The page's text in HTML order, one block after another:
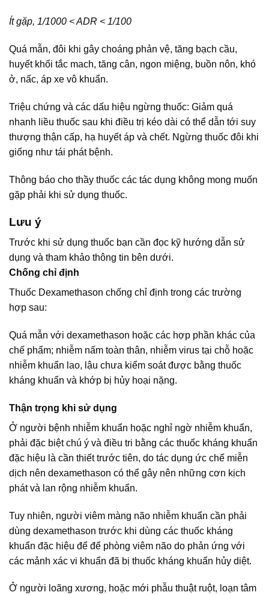
Ít gặp, 1/1000 < ADR < 1/100
Quá mẫn, đôi khi gây choáng phản vệ, tăng bạch cầu,
huyết khối tắc mach, tăng cân, ngon miệng, buồn nôn, khó
ở, nấc, áp xe vô khuẩn.
Triệu chứng và các dấu hiệu ngừng thuốc: Giảm quá
nhanh liều thuốc sau khi điều trị kéo dài có thể dẫn tới suy
thượng thận cấp, hạ huyết áp và chết. Ngừng thuốc đôi khi
giống như tái phát bệnh.
Thông báo cho thầy thuốc các tác dụng không mong muốn
gặp phải khi sử dụng thuốc.
Lưu ý
Trước khi sử dụng thuốc bạn cần đọc kỹ hướng dẫn sử
dụng và tham khảo thông tin bên dưới.
Chống chỉ định
Thuốc Dexamethason chống chỉ định trong các trường
hợp sau:
Quá mẫn với dexamethason hoặc các hợp phần khác của
chế phẩm; nhiễm nấm toàn thân, nhiễm virus tại chỗ hoặc
nhiễm khuẩn lao, lậu chưa kiểm soát được bằng thuốc
kháng khuẩn và khớp bị hủy hoại nặng.
Thận trọng khi sử dụng
Ở người bệnh nhiễm khuẩn hoặc nghỉ ngờ nhiễm khuẩn,
phải đặc biệt chú ý và điều tri bằng các thuốc kháng khuẩn
đặc hiệu là cần thiết trước tiên, do tác dụng ức chế miễn
dịch nên dexamethason có thể gây nên những cơn kịch
phát và lan rộng nhiễm khuẩn.
Tuy nhiên, người viêm màng não nhiễm khuẩn cần phải
dùng dexamethason trước khi dùng các thuốc kháng
khuẩn đặc hiệu để để phòng viêm não do phản ứng với
các mảnh xác vi khuẩn đã bị thuốc kháng khuẩn hủy diệt.
Ở người loãng xương, hoặc mới phẫu thuật ruột, loạn tâm